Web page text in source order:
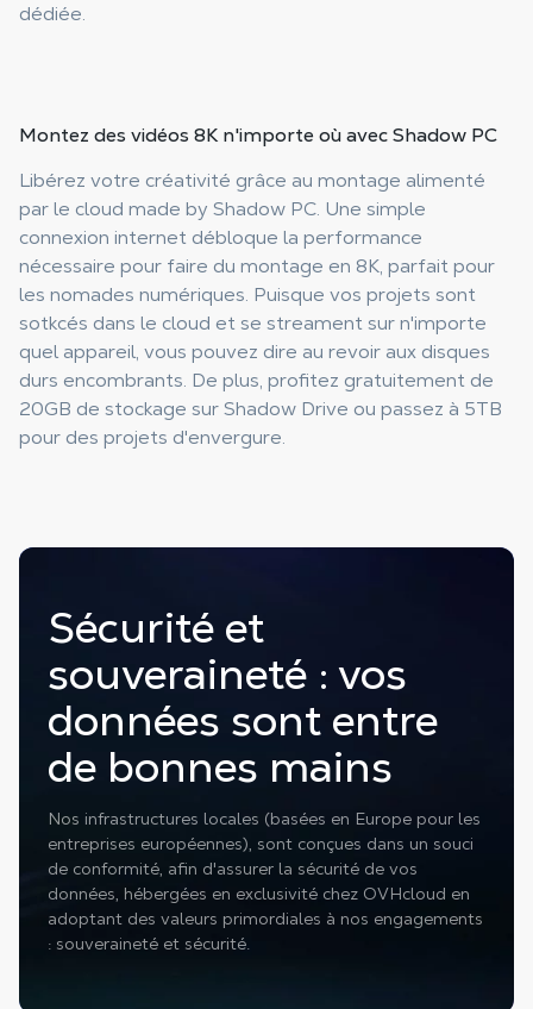
dédiée.
Montez des vidéos 8K n'importe où avec Shadow PC
Libérez votre créativité grâce au montage alimenté
par le cloud made by Shadow PC. Une simple
connexion internet débloque la performance
nécessaire pour faire du montage en 8K, parfait pour
les nomades numériques. Puisque vos projets sont
sotkcés dans le cloud et se streament sur n'importe
quel appareil, vous pouvez dire au revoir aux disques
durs encombrants. De plus, profitez gratuitement de
20GB de stockage sur Shadow Drive ou passez à 5TB
pour des projets d'envergure.
Sécurité et
souveraineté : vos
données sont entre
de bonnes mains
Nos infrastructures locales (basées en Europe pour les
entreprises européennes), sont conçues dans un souci
de conformité, afin d'assurer la sécurité de vos
données, hébergées en exclusivité chez OVHcloud en
adoptant des valeurs primordiales à nos engagements
: souveraineté et sécurité.